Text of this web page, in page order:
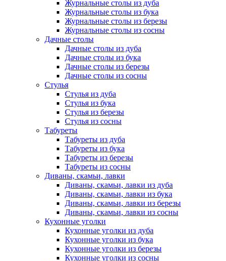
Журнальные столы из дуба
Журнальные столы из бука
Журнальные столы из березы
Журнальные столы из сосны
Дачные столы
Дачные столы из дуба
Дачные столы из бука
Дачные столы из березы
Дачные столы из сосны
Стулья
Стулья из дуба
Стулья из бука
Стулья из березы
Стулья из сосны
Табуреты
Табуреты из дуба
Табуреты из бука
Табуреты из березы
Табуреты из сосны
Диваны, скамьи, лавки
Диваны, скамьи, лавки из дуба
Диваны, скамьи, лавки из бука
Диваны, скамьи, лавки из березы
Диваны, скамьи, лавки из сосны
Кухонные уголки
Кухонные уголки из дуба
Кухонные уголки из бука
Кухонные уголки из березы
Кухонные уголки из сосны